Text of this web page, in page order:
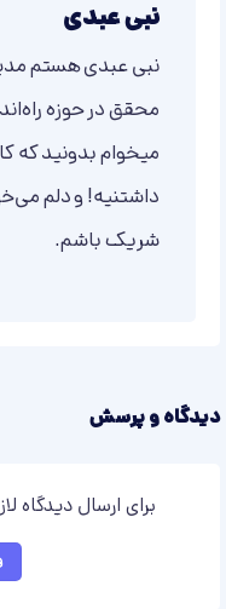
نبی عبدی
نبی عبدی هستم
محقق در حوزه
میخوام بدونید که
داشتنیه! و دلم
شریک باشم.
دیدگاه و پرسش
برای ارسال دیدگاه